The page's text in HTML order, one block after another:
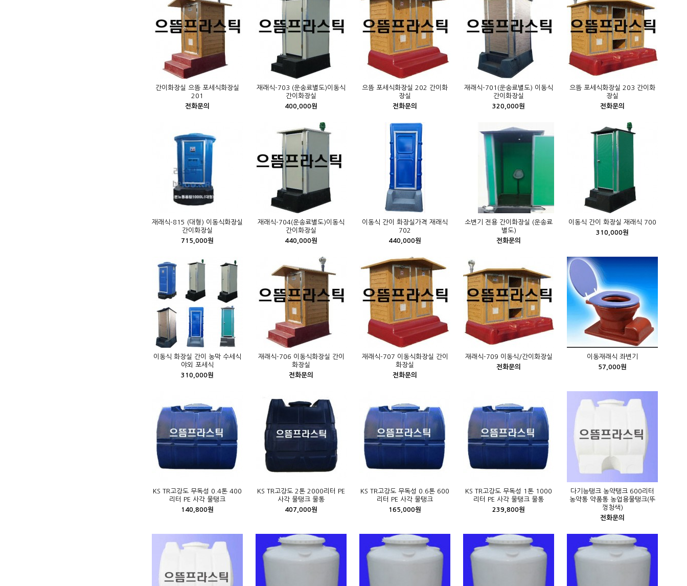
간이화장실 으뜸 포세식화장실
201
전화문의
재래식-703 (운송료별도)이동식
간이화장실
400,000원
으뜸 포세식화장실 202 간이화
장실
전화문의
재래식-701(운송료별도) 이동식
간이화장실
320,000원
으뜸 포세식화장실 203 간이화
장실
전화문의
재래식-815 (대형) 이동식화장실
간이화장실
715,000원
재래식-704(운송료별도)이동식
간이화장실
440,000원
이동식 간이 화장실가격 재래식
702
440,000원
소변기 전용 간이화장실 (운송료
별도)
전화문의
이동식 간이 화장실 재래식 700
310,000원
이동식 화장실 간이 농막 수세식
야외 포세식
310,000원
재래식-706 이동식화장실 간이
화장실
전화문의
재래식-707 이동식화장실 간이
화장실
전화문의
재래식-709 이동식/간이화장실
전화문의
이동재래식 좌변기
57,000원
KS TR고강도 무독성 0.4톤 400
리터 PE 사각 물탱크
140,800원
KS TR고강도 2톤 2000리터 PE
사각 물탱크 물통
407,000원
KS TR고강도 무독성 0.6톤 600
리터 PE 사각 물탱크
165,000원
KS TR고강도 무독성 1톤 1000
리터 PE 사각 물탱크 물통
239,800원
다기능탱크 농약탱크 600리터
농약통 약품통 농업용물탱크(뚜
껑청색)
전화문의